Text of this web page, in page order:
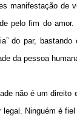
manifestação de
pelo fim do
do par,
da pessoa
não é um direito
Ninguém é